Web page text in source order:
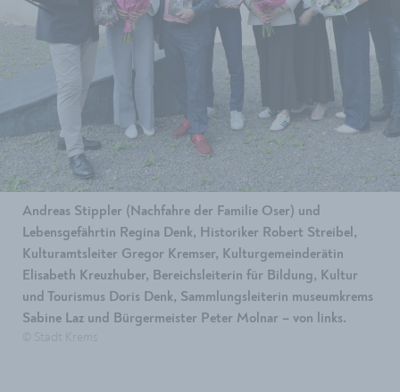
Andreas Stippler (Nachfahre der Familie Oser) und
Lebensgefährtin Regina Denk, Historiker Robert Streibel,
Kulturamtsleiter Gregor Kremser, Kulturgemeinderätin
Elisabeth Kreuzhuber, Bereichsleiterin für Bildung, Kultur
und Tourismus Doris Denk, Sammlungsleiterin museumkrems
Sabine Laz und Bürgermeister Peter Molnar – von links.